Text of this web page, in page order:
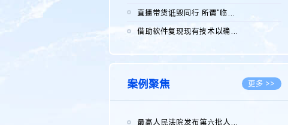
直播带货诋毁同行 所谓“临场发挥”不免责
借助软件复现现有技术以确认相关参数特征是否被公开
案例聚焦 更多 >>
最高人民法院发布第六批人民法院种业知识产权司法保护典型案例 含...